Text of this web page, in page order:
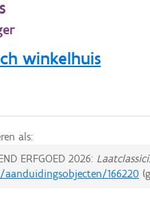
winkelhuis
als:
ERFGOED 2026:
166220